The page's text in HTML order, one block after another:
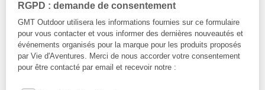
RGPD : demande de consentement
GMT Outdoor utilisera les informations fournies sur ce formulaire
pour vous contacter et vous informer des dernières nouveautés et
événements organisés pour la marque pour les produits proposés
par Vie d'Aventures. Merci de nous accorder votre consentement
pour être contacté par email et recevoir notre :